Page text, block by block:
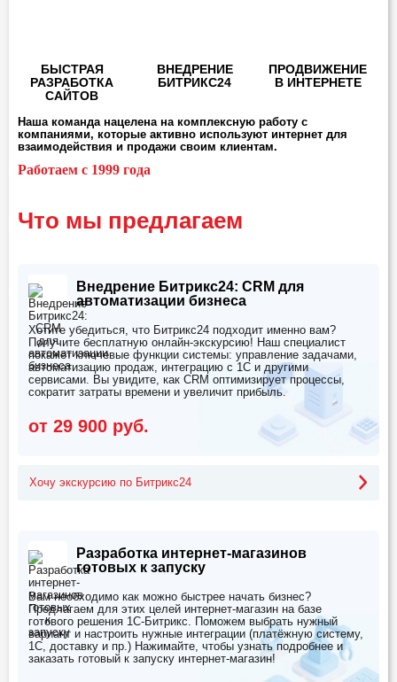
БЫСТРАЯ
РАЗРАБОТКА
САЙТОВ
ВНЕДРЕНИЕ
БИТРИКС24
ПРОДВИЖЕНИЕ
В ИНТЕРНЕТЕ
Наша команда нацелена на комплексную работу с
компаниями, которые активно используют интернет для
взаимодействия и продажи своим клиентам.
Работаем с 1999 года
Что мы предлагаем
Внедрение Битрикс24: CRM для
автоматизации бизнеса
Хотите убедиться, что Битрикс24 подходит именно вам?
Получите бесплатную онлайн-экскурсию! Наш специалист
покажет ключевые функции системы: управление задачами,
автоматизацию продаж, интеграцию с 1С и другими
сервисами. Вы увидите, как CRM оптимизирует процессы,
сократит затраты времени и увеличит прибыль.
от 29 900 руб.
Хочу экскурсию по Битрикс24
Разработка интернет-магазинов
готовых к запуску
Вам необходимо как можно быстрее начать бизнес?
Предлагаем для этих целей интернет-магазин на базе
готового решения 1С-Битрикс. Поможем выбрать нужный
вариант и настроить нужные интеграции (платёжную систему,
1С, доставку и пр.) Нажимайте, чтобы узнать подробнее и
заказать готовый к запуску интернет-магазин!